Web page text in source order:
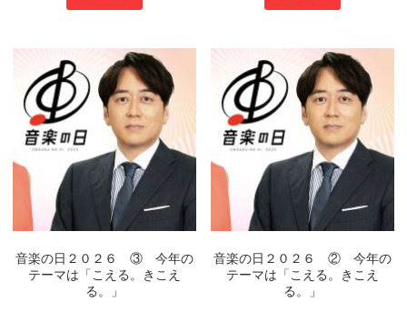
音楽の日２０２６ ③ 今年の
テーマは「こえる。きこえ
る。」
音楽の日２０２６ ② 今年の
テーマは「こえる。きこえ
る。」